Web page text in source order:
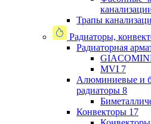
Трапы
Радиаторы,
Радиаторная
MVI 7
Алюминиевые и
радиаторы 8
Конвекторы 17